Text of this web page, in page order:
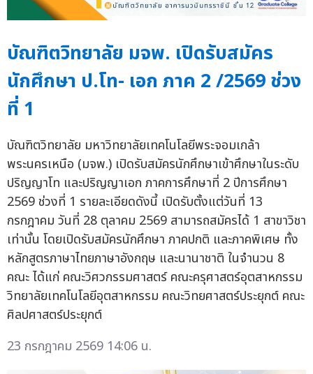
บัณฑิตวิทยาลัย มจพ. เปิดรับสมัคร
นักศึกษา ป.โท- เอก ภาค 2 /2569 ช่วง
ที่ 1
บัณฑิตวิทยาลัย มหาวิทยาลัยเทคโนโลยีพระจอมเกล้า
พระนครเหนือ (มจพ.) เปิดรับสมัครนักศึกษาเข้าศึกษาในระดับ
ปริญญาโท และปริญญาเอก ภาคการศึกษาที่ 2 ปีการศึกษา
2569 ช่วงที่ 1 รายละเอียดดังนี้ เปิดรับตั้งแต่วันที่ 13
กรกฎาคม วันที่ 28 ตุลาคม 2569 สามารถสมัครได้ 1 สาขาวิชา
เท่านั้น โดยเปิดรับสมัครนักศึกษา ภาคปกติ และภาคพิเศษ ทั้ง
หลักสูตรภาษาไทยภาษาอังกฤษ และนานาชาติ ในจำนวน 8
คณะ ได้แก่ คณะวิศวกรรมศาสตร์ คณะครุศาสตร์อุตสาหกรรม
วิทยาลัยเทคโนโลยีอุตสาหกรรม คณะวิทยศาสตร์ประยุกต์ คณะ
ศิลปศาสตร์ประยุกต์
23 กรกฎาคม 2569 14:06 น.